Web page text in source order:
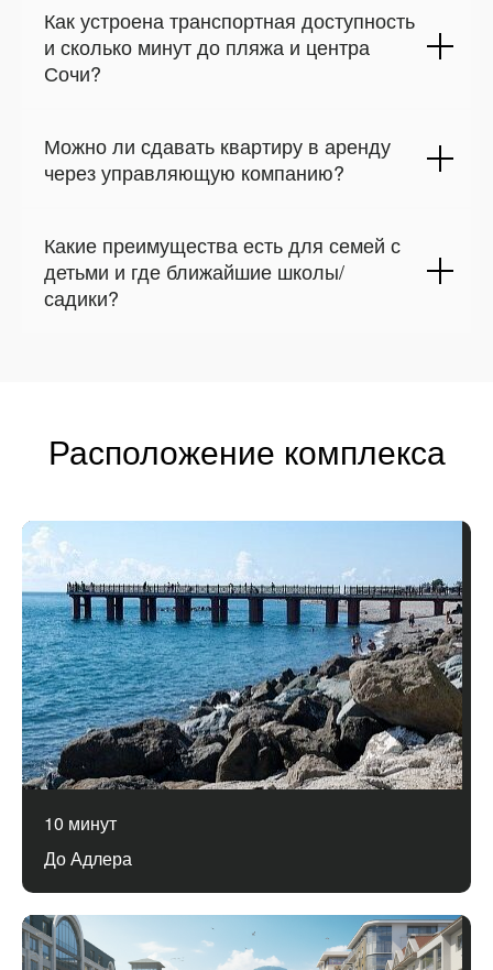
Как устроена транспортная доступность
и сколько минут до пляжа и центра
Сочи?
Можно ли сдавать квартиру в аренду
через управляющую компанию?
Какие преимущества есть для семей с
детьми и где ближайшие школы/
садики?
Расположение комплекса
10 минут
До Адлера